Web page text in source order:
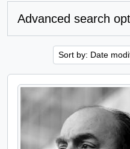
Advanced search
Sort by: Date